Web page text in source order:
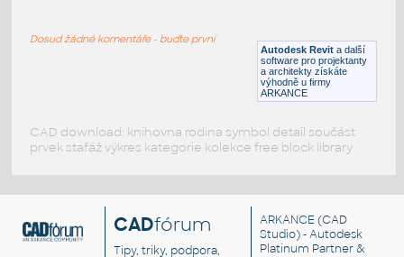
HM CanvasStorage FF10 WoodFreestandingPedestal
Autodesk Revit a další
software pro projektanty
a architekty získáte
výhodně u firmy
ARKANCE
Dosud žádné komentáře - buďte první
CAD download: knihovna rodina symbol detail součást
prvek stafáž výkres kategorie kolekce free block library
CADfórum
Tipy, triky, podpora,
ARKANCE (CAD
Studio) - Autodesk
Platinum Partner &